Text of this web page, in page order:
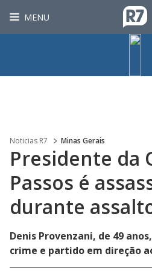
MENU
Noticias R7 Minas Gerais
Presidente da
Passos é
durante
Denis Provenzani, de 49
crime e partido em direção